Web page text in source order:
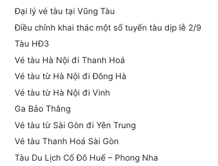
Đại lý vé tàu tại Vũng Tàu
Điều chỉnh khai thác một số tuyến tàu dịp lễ 2/9
Tàu HĐ3
Vé tàu Hà Nội đi Thanh Hoá
Vé tàu từ Hà Nội đi Đông Hà
Vé tàu từ Hà Nội đi Vinh
Ga Bảo Thắng
Vé tàu từ Sài Gòn đi Yên Trung
Vé tàu Thanh Hoá Sài Gòn
Tàu Du Lịch Cố Đô Huế – Phong Nha